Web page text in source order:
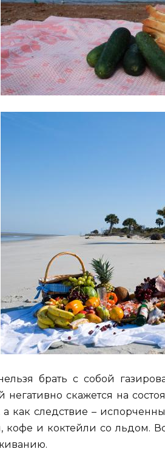
брать с собой
негативно скажется на
а как следствие –
кофе и коктейли со льдом.